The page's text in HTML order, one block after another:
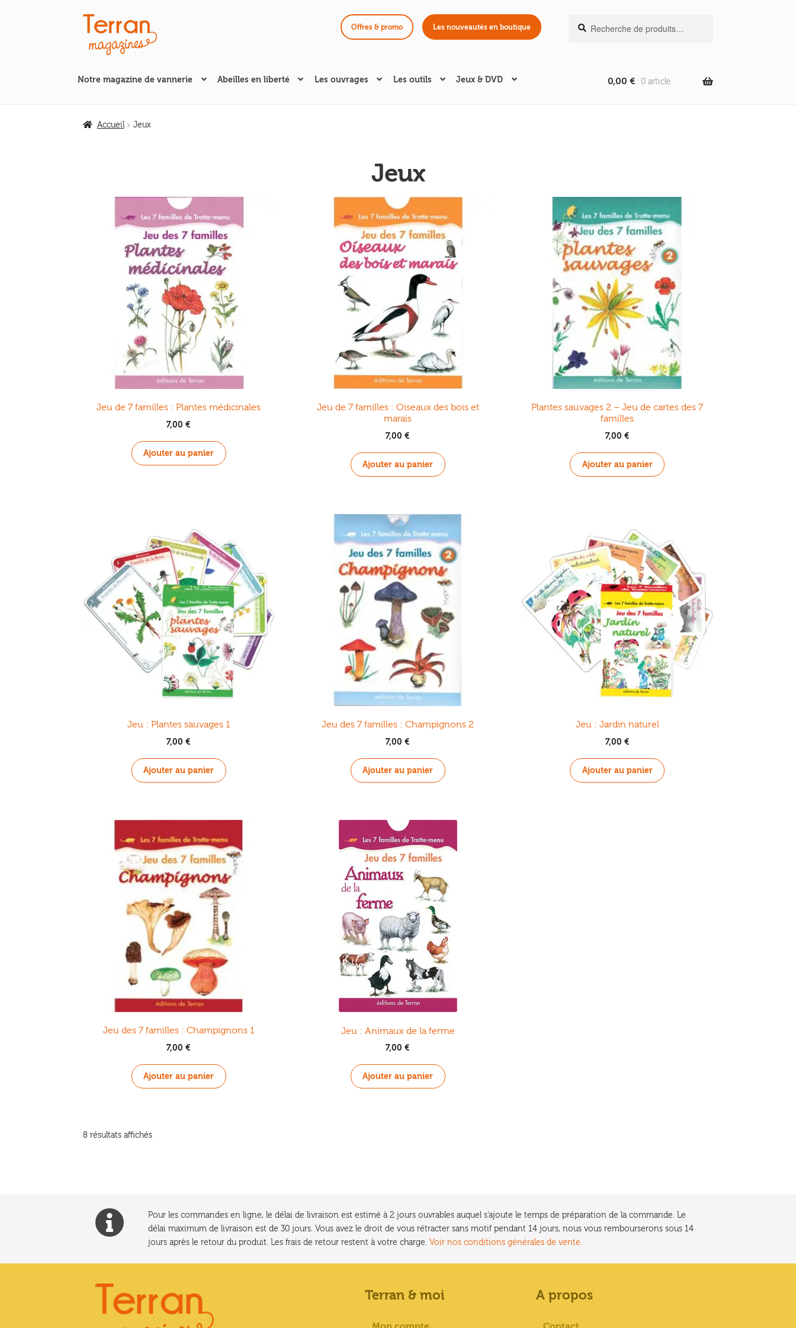
Aller
à
la
Aller
au
contenu
Offres & promo Les nouveautés en boutique
pour :
Recherche
Notre magazine de vannerie Abeilles en liberté Les ouvrages Les outils Jeux & DVD 0,00 € 0 article
Accueil Jeux
Jeux
Jeu de 7 familles : Plantes médicinales
7,00€
Ajouter au panier
Jeu de 7 familles : Oiseaux des bois et
marais
7,00€
Ajouter au panier
Plantes sauvages 2 – Jeu de cartes des 7
familles
7,00 €
Ajouter au panier
Jeu : Plantes sauvages 1
7,00€
Ajouter au panier
Jeu des 7 familles : Champignons 2
7,00€
Ajouter au panier
Jeu : Jardin naturel
7,00 €
Ajouter au panier
Jeu des 7 familles : Champignons 1
7,00€
Ajouter au panier
Jeu : Animaux de la ferme
7,00€
Ajouter au panier
8 résultats affichésTrié
ancien
Pour les commandes en ligne, le délai de livraison est estimé à 2 jours ouvrables auquel s'ajoute le temps de préparation de la commande. Le
délai maximum de livraison est de 30 jours. Vous avez le droit de vous rétracter sans motif pendant 14 jours, nous vous rembourserons sous 14
jours après le retour du produit. Les frais de retour restent à votre charge. Voir nos conditions générales de vente.
Terran & moi A propos